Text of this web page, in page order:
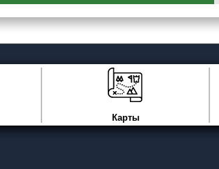
Карты